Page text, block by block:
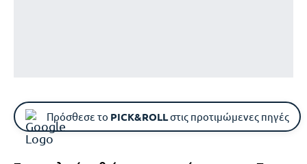
Πρόσθεσε το PICK&ROLLστις προτιμώμενες πηγές